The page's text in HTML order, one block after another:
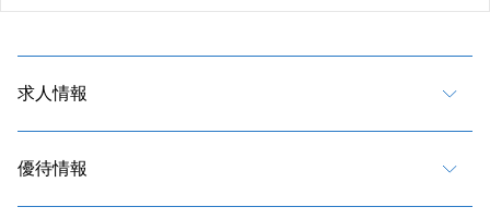
求人情報
優待情報